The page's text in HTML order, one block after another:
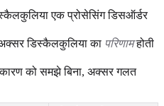
एक प्रोसेसिंग डिसऑर्डर
डिस्कैलकुलिया का परिणामहोती
को समझे बिना, अक्सर गलत